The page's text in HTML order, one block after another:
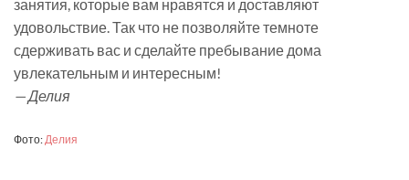
занятия, которые вам нравятся и доставляют
удовольствие. Так что не позволяйте темноте
сдерживать вас и сделайте пребывание дома
увлекательным и интересным!
— Делия
Фото: Делия